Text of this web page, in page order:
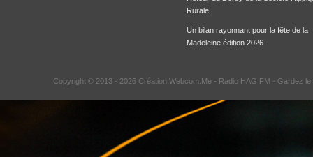
Rurale
Un bilan rayonnant pour la fête de la
Madeleine édition 2026
Copyright © 2013 - 2026 Création Webcom.Me - Radio HAG FM - Gardez le